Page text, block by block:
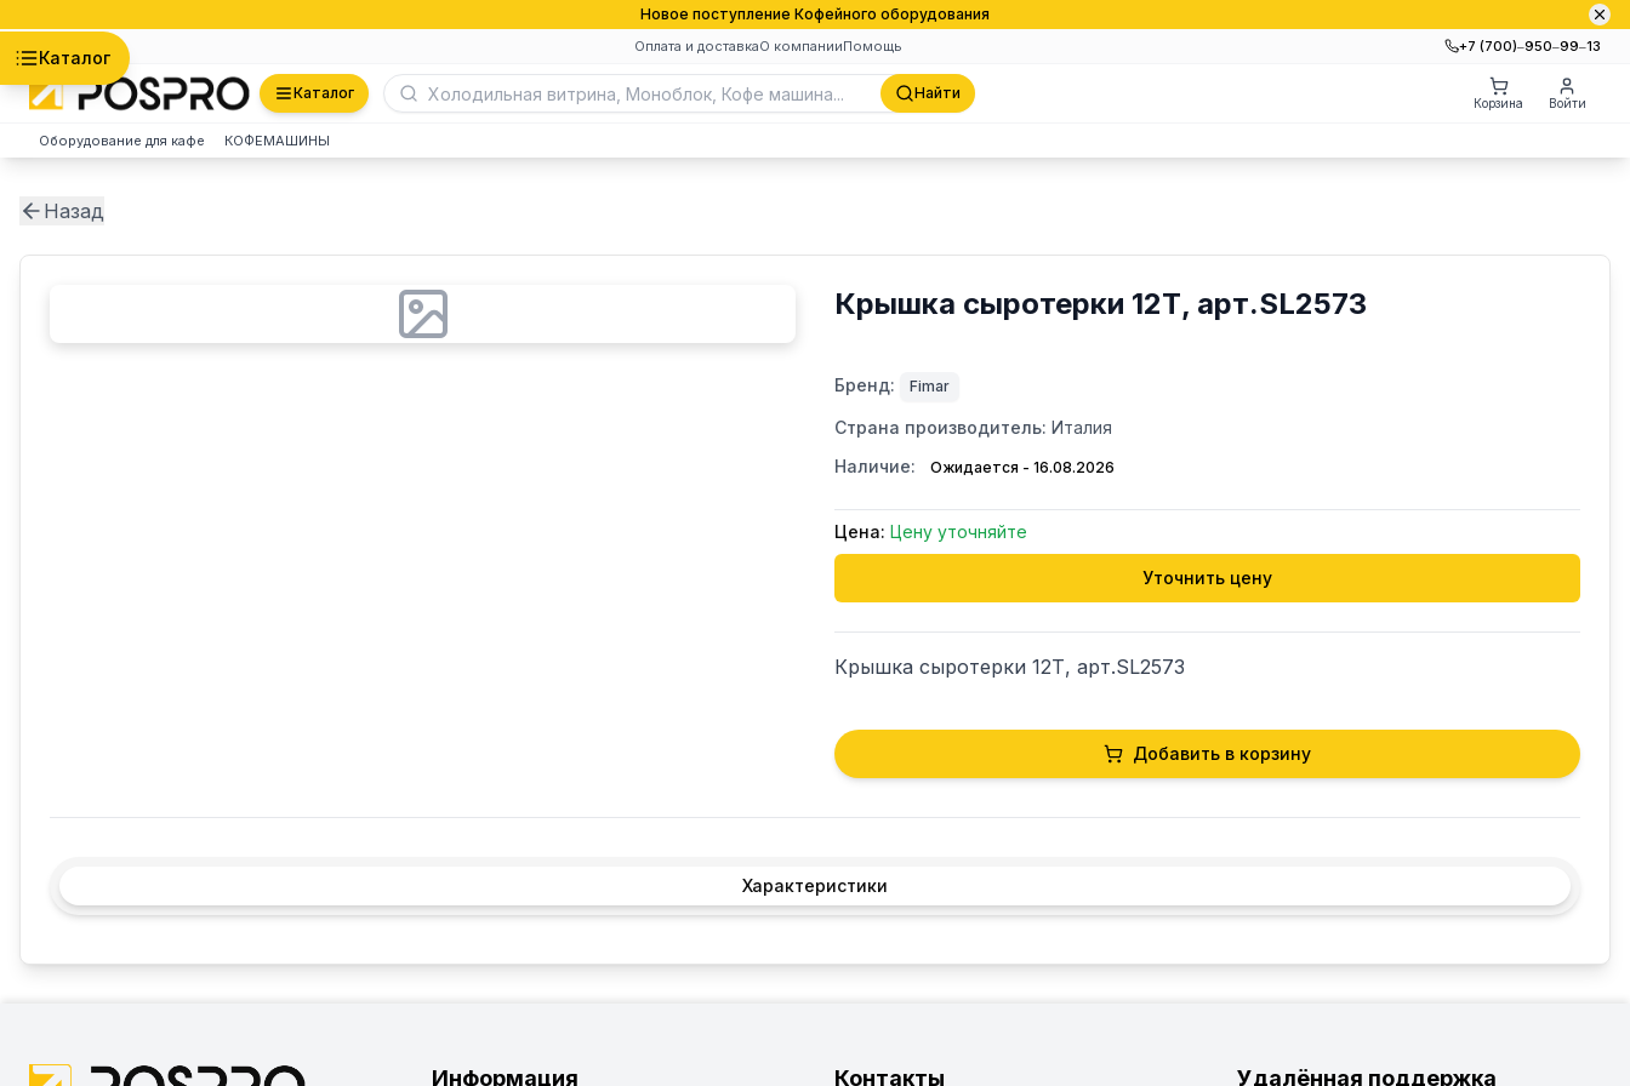
Новое поступление Кофейного оборудования
Оплата и доставкаО компанииПомощь +7 (700)‒950‒99‒13
Каталог
Каталог Найти
Корзина Войти
Оборудование для кафе КОФЕМАШИНЫ
Назад
Крышка сыротерки 12Т, арт.SL2573
Бренд: Fimar
Страна производитель: Италия
Наличие:
Ожидается - 16.08.2026
Цена: Цену уточняйте
Уточнить цену
Крышка сыротерки 12Т, арт.SL2573
Добавить в корзину
Характеристики
Информация Контакты Удалённая поддержка